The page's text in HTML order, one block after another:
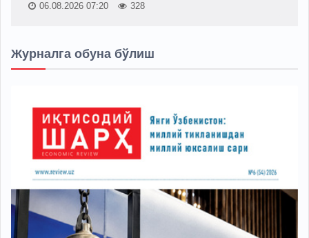
06.08.2026 07:20 328
Журналга обуна бўлиш